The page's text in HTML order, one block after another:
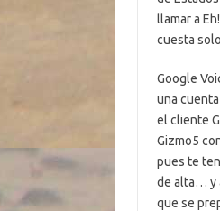
llamar a
cuesta
Google
una
el cliente
Gizmo5
pues te
de alta… y
que se